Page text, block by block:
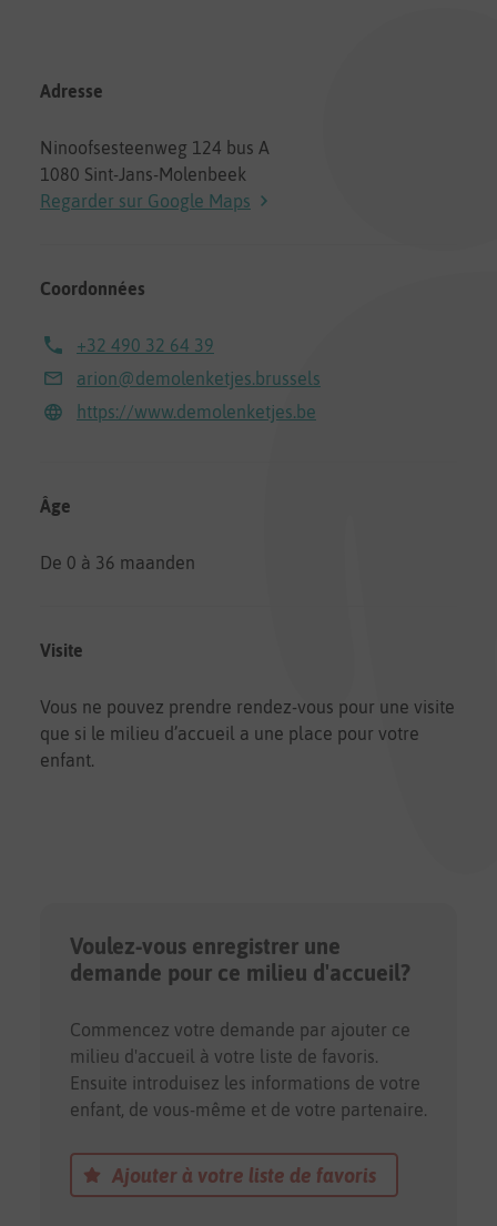
Adresse
Ninoofsesteenweg 124 bus A
1080 Sint-Jans-Molenbeek
Regarder sur Google Maps
Coordonnées
+32 490 32 64 39
arion@demolenketjes.brussels
https://www.demolenketjes.be
Âge
De 0 à 36 maanden
Visite
Vous ne pouvez prendre rendez-vous pour une visite
que si le milieu d’accueil a une place pour votre
enfant.
Voulez-vous enregistrer une
demande pour ce milieu d'accueil?
Commencez votre demande par ajouter ce
milieu d'accueil à votre liste de favoris.
Ensuite introduisez les informations de votre
enfant, de vous-même et de votre partenaire.
Ajouter à votre liste de favoris